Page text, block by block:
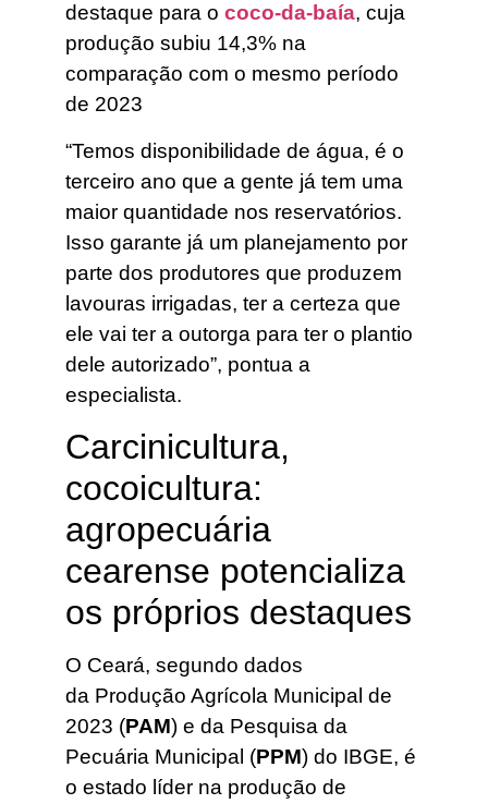
destaque para o coco-da-baía, cuja
produção subiu 14,3% na
comparação com o mesmo período
de 2023
“Temos disponibilidade de água, é o
terceiro ano que a gente já tem uma
maior quantidade nos reservatórios.
Isso garante já um planejamento por
parte dos produtores que produzem
lavouras irrigadas, ter a certeza que
ele vai ter a outorga para ter o plantio
dele autorizado”, pontua a
especialista.
Carcinicultura,
cocoicultura:
agropecuária
cearense potencializa
os próprios destaques
O Ceará, segundo dados
da Produção Agrícola Municipal de
2023 (PAM) e da Pesquisa da
Pecuária Municipal (PPM) do IBGE, é
o estado líder na produção de